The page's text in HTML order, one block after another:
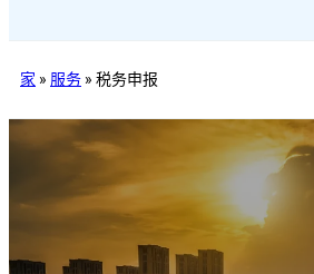
家 » 服务 » 税务申报